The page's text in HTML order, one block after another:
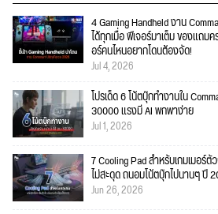
4 Gaming Handheld งาน
ได้ทุกเมื่อ ฟีเจอร์มาเต็ม ของแถม
อร์คนไหนอยากโดนต้องจัด!
Jul 4, 2026
โปรเด็ด 6 โน้ตบุ๊กทำงานใน
30000 แรงมี AI พกพาง่าย
Jul 1, 2026
7 Cooling Pad สำหรับเกมเมอร์ตั
ไม่สะดุด ถนอมโน้ตบุ๊กไปนานๆ ปี
Jun 26, 2026